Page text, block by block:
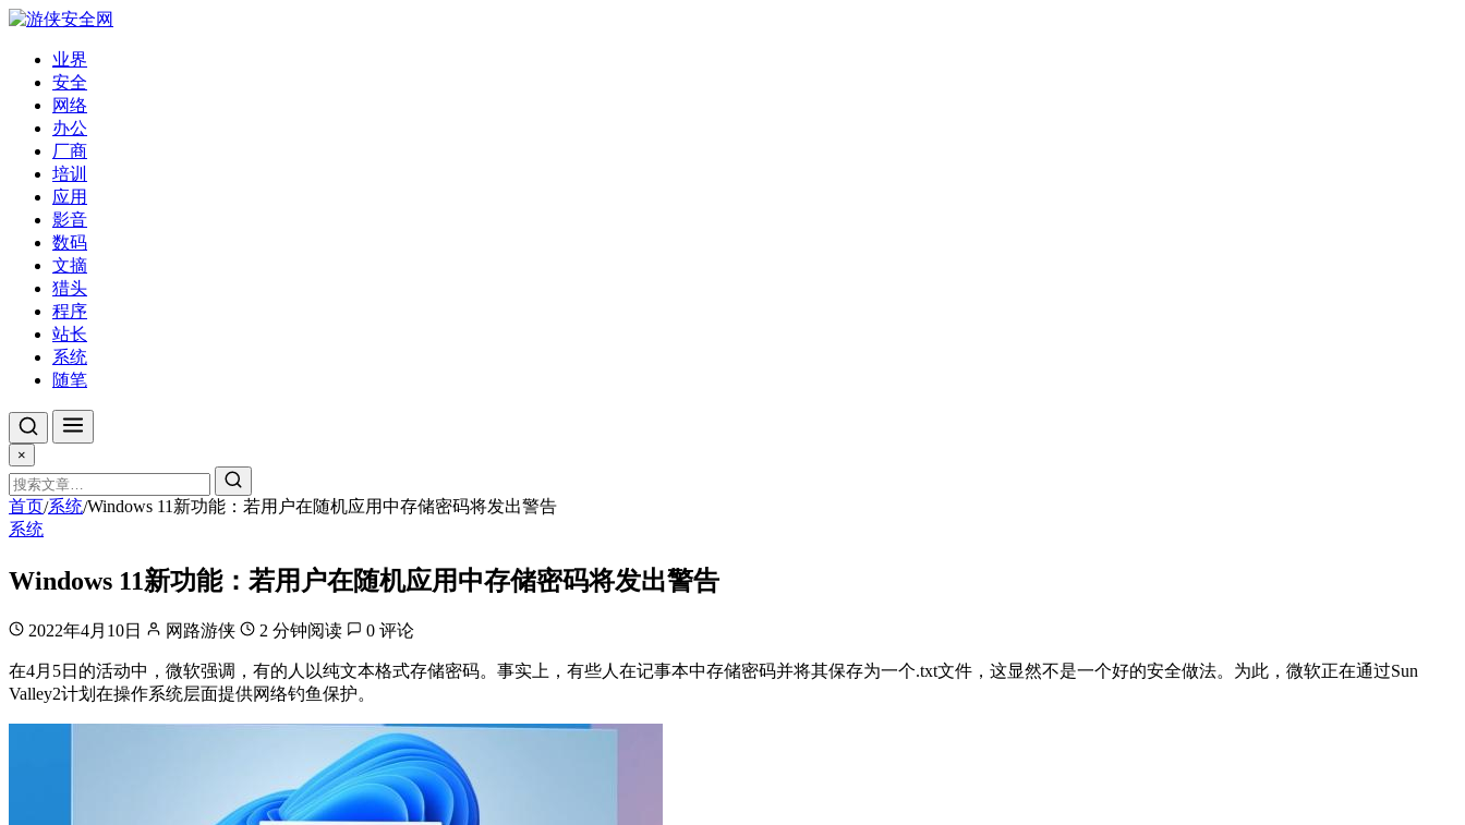
业界
安全
网络
办公
厂商
培训
应用
影音
数码
文摘
猎头
程序
站长
系统
随笔
×
首页/系统/Windows 11新功能：若用户在随机应用中存储密码将发出警告
系统
Windows 11新功能：若用户在随机应用中存储密码将发出警告
2022年4月10日 网路游侠 2 分钟阅读 0 评论
在4月5日的活动中，微软强调，有的人以纯文本格式存储密码。事实上，有些人在记事本中存储密码并将其保存为一个.txt文件，这显然不是一个好的安全做法。为此，微软正在通过Sun
Valley2计划在操作系统层面提供网络钓鱼保护。